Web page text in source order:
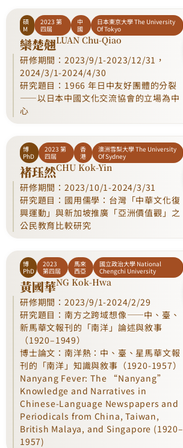
碩
M
2023 第
四屆
中
國
日本東京大學 The University
Of Tokyo
欒楚翹LUAN Chu-Qiao
研修期間：2023/9/1-2023/12/31，
2024/3/1-2024/4/30
研究題目：1966 年日中友好團體的分裂
——以日本中國文化交流協會的立場為中
心
博
PhD
2023 第
四屆
香
港
澳洲雪梨大學 The University
Of Sydney
褚珏然CHU Kok-Yin
研修期間：2023/10/1-2024/3/31
研究題目：國用儒學：台灣「中華文化復
興運動」與新加坡推廣「亞洲價值觀」之
公民教育比較研究
博
PhD
2023
第四屆
馬來
西亞
國立政治大學 National
Chengchi University
黃國華NG Kok-Hwa
研修期間：2023/9/1-2024/2/29
研究題目：南方之跨域想像——中、臺、
新馬華文報刊的「南洋」論述與敘事
（1920–1949）
博士論文：南洋熱：中、臺、星馬華文報
刊的「南洋」知識與敘事（1920-1957）
Nanyang Fever: The “Nanyang”
Knowledge and Narratives in
Chinese-Language Newspapers and
Periodicals from China, Taiwan,
British Malaya, and Singapore (1920–
1957)